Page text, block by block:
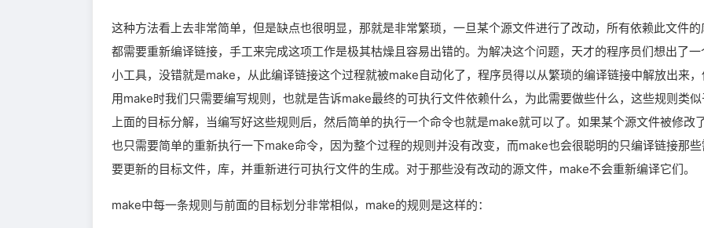
这种方法看上去非常简单，但是缺点也很明显，那就是非常繁琐，一旦某个源文件进行了改动，所有依赖此文件的
都需要重新编译链接，手工来完成这项工作是极其枯燥且容易出错的。为解决这个问题，天才的程序员们想出了一
小工具，没错就是make，从此编译链接这个过程就被make自动化了，程序员得以从繁琐的编译链接中解放出来
用make时我们只需要编写规则，也就是告诉make最终的可执行文件依赖什么，为此需要做些什么，这些规则类
上面的目标分解，当编写好这些规则后，然后简单的执行一个命令也就是make就可以了。如果某个源文件被修改了
也只需要简单的重新执行一下make命令，因为整个过程的规则并没有改变，而make也会很聪明的只编译链接那些
要更新的目标文件，库，并重新进行可执行文件的生成。对于那些没有改动的源文件，make不会重新编译它们。
make中每一条规则与前面的目标划分非常相似，make的规则是这样的：